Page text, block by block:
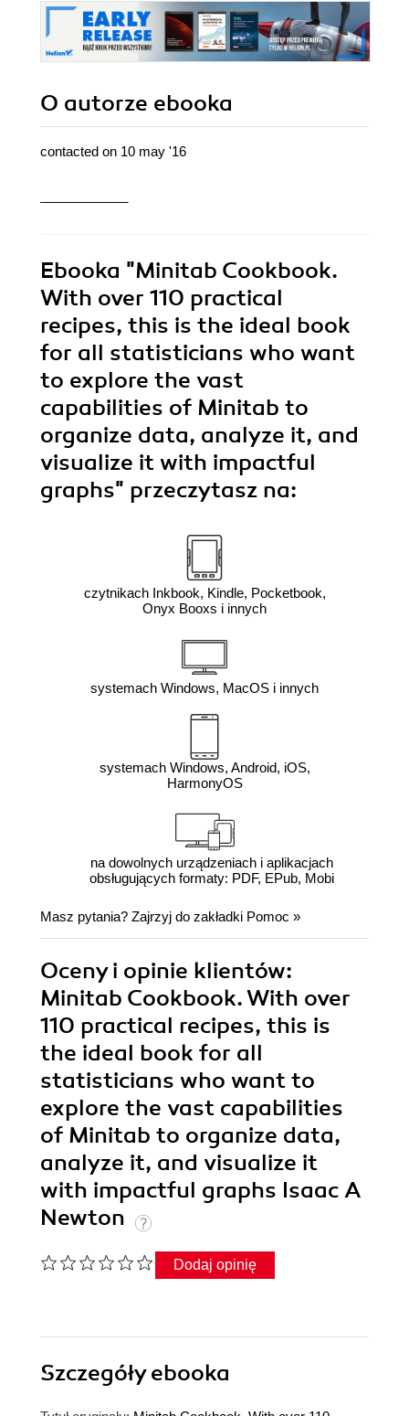
O autorze ebooka
contacted on 10 may '16
Ebooka "Minitab Cookbook.
With over 110 practical
recipes, this is the ideal book
for all statisticians who want
to explore the vast
capabilities of Minitab to
organize data, analyze it, and
visualize it with impactful
graphs" przeczytasz na:
czytnikach Inkbook, Kindle, Pocketbook,
Onyx Booxs i innych
systemach Windows, MacOS i innych
systemach Windows, Android, iOS,
HarmonyOS
na dowolnych urządzeniach i aplikacjach
obsługujących formaty: PDF, EPub, Mobi
Masz pytania? Zajrzyj do zakładki Pomoc »
Oceny i opinie klientów:
Minitab Cookbook. With over
110 practical recipes, this is
the ideal book for all
statisticians who want to
explore the vast capabilities
of Minitab to organize data,
analyze it, and visualize it
with impactful graphs Isaac A
Newton
Dodaj opinię
Szczegółyebooka